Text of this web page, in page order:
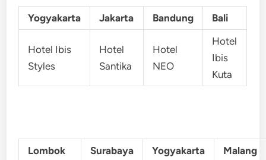
Yogyakarta Jakarta Bandung Bali
Hotel Ibis
Styles
Hotel
Santika
Hotel
NEO
Hotel
Ibis
Kuta
Lombok Surabaya Yogyakarta Malang